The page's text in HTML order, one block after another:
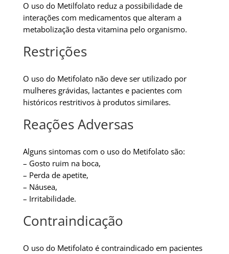
O uso do Metilfolato reduz a possibilidade de
interações com medicamentos que alteram a
metabolização desta vitamina pelo organismo.
Restrições
O uso do Metifolato não deve ser utilizado por
mulheres grávidas, lactantes e pacientes com
históricos restritivos à produtos similares.
Reações Adversas
Alguns sintomas com o uso do Metifolato são:
– Gosto ruim na boca,
– Perda de apetite,
– Náusea,
– Irritabilidade.
Contraindicação
O uso do Metifolato é contraindicado em pacientes